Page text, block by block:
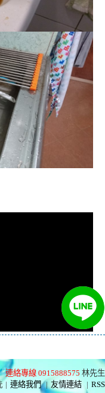
連絡專線 0915888575 林先生
| 連絡我們 | 友情連結 | RSS